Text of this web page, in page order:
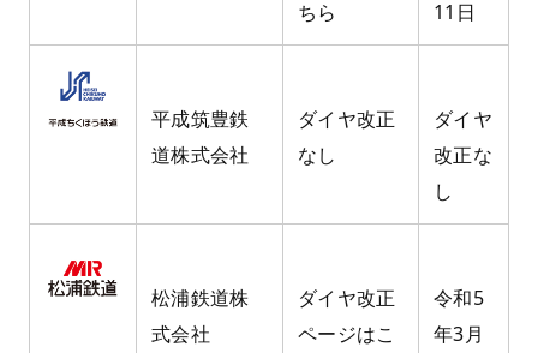
ちら
11日
平成筑豊鉄
道株式会社
ダイヤ改正
なし
ダイヤ
改正な
し
松浦鉄道株
式会社
ダイヤ改正
ページはこ
令和5
年3月